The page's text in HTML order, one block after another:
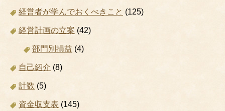
経営者が学んでおくべきこと (125)
経営計画の立案 (42)
部門別損益 (4)
自己紹介 (8)
計数 (5)
資金収支表 (145)